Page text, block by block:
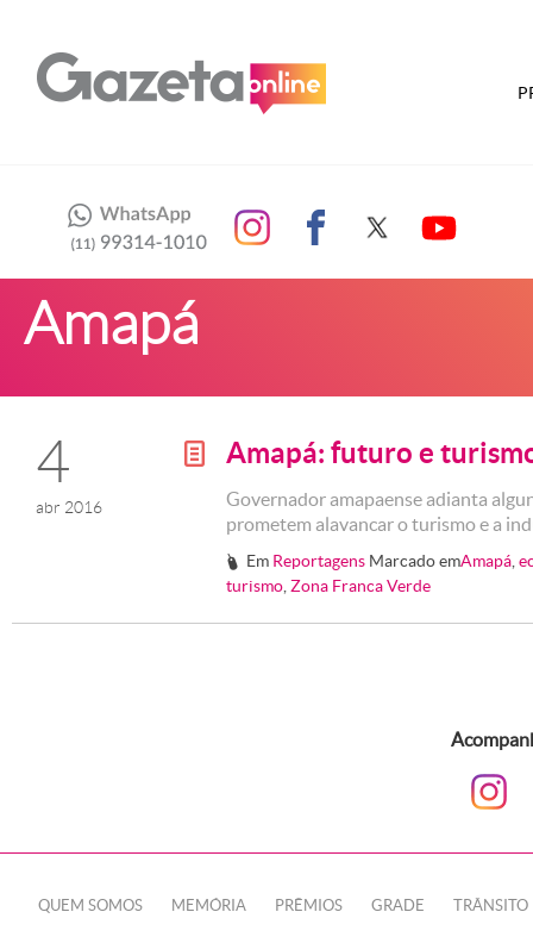
Amapá
4
abr 2016
g Amapá: futuro e
Governador amapaense adianta
prometem alavancar o turismo e a
# Em Reportagens Marcado emAmapá ,
turismo Zona Franca Verde
QUEM SOMOS MEMÓRIA PRÊMIOS GRADE TRÂNSITO